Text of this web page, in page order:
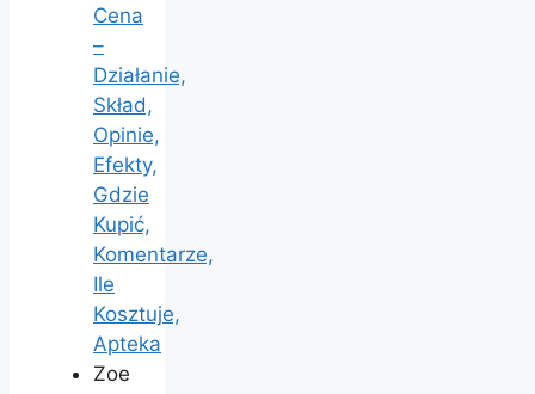
Cena
–
Działanie,
Skład,
Opinie,
Efekty,
Gdzie
Kupić,
Komentarze,
Ile
Kosztuje,
Apteka
Zoe